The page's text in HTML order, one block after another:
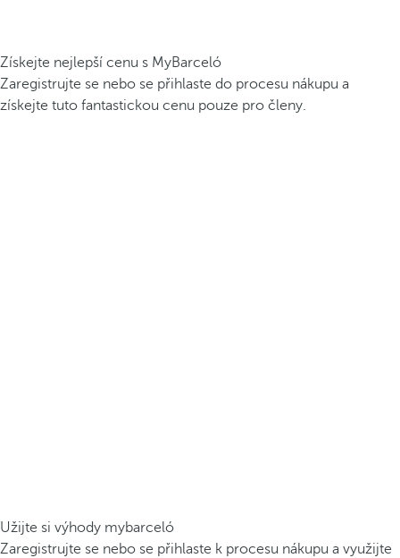
Získejte nejlepší cenu s MyBarceló
Zaregistrujte se nebo se přihlaste do procesu nákupu a
získejte tuto fantastickou cenu pouze pro členy.
Užijte si výhody mybarceló
Zaregistrujte se nebo se přihlaste k procesu nákupu a využijte